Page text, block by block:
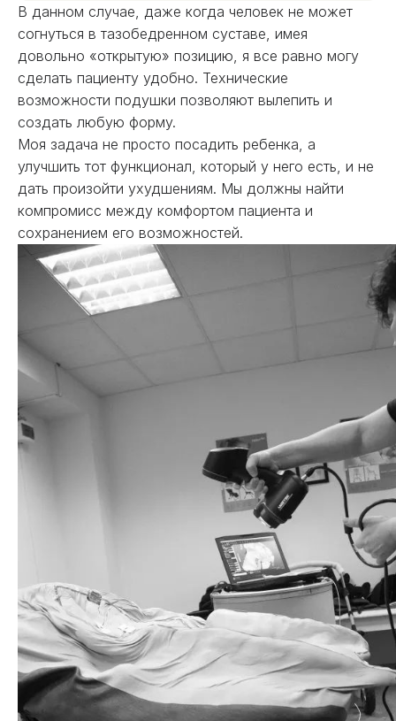
В данном случае, даже когда человек не может
согнуться в тазобедренном суставе, имея
довольно «открытую» позицию, я все равно могу
сделать пациенту удобно. Технические
возможности подушки позволяют вылепить и
создать любую форму.
Моя задача не просто посадить ребенка, а
улучшить тот функционал, который у него есть, и не
дать произойти ухудшениям. Мы должны найти
компромисс между комфортом пациента и
сохранением его возможностей.